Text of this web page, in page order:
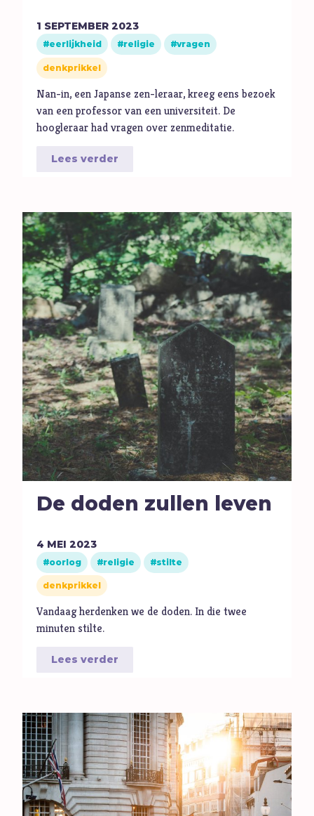
Gewoonten
Goden
Goede Vrijdag
Heiligheid
Helden
I
Illusie
Inspiratie
Islam
Israël
J
Jezus
Jodendom
K
Kerk
Kerst
Keuzes
Klimaat
Kwetsbaarheid
L
Levensstijl
Maatschappij
Moed
Oorlog
Pinksteren
Pijn
Politiek
R
Racisme
Relatie
Religie
S
Schepping
Schoonheid
1 SEPTEMBER 2023
eerlijkheid religie vragen
denkprikkel
Nan-in, een Japanse zen-leraar, kreeg eens bezoek
van een professor van een universiteit. De
hoogleraar had vragen over zenmeditatie.
Lees verder
De doden zullen leven
4 MEI 2023
oorlog religie stilte
denkprikkel
Vandaag herdenken we de doden. In die twee
minuten stilte.
Lees verder